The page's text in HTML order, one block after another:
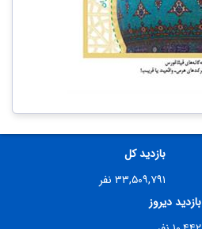
بازدید کل
۳۳,۵۰۹,۷۹۱ نفر
بازدید دیروز